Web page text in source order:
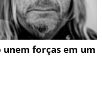
unem forças em um